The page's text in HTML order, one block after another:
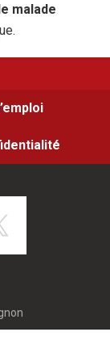
malade